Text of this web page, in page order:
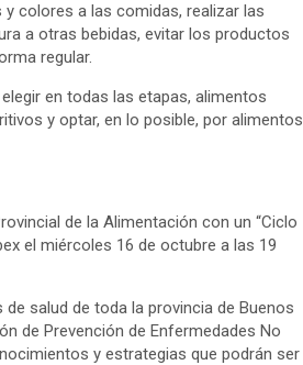
colores a las comidas, realizar las
a otras bebidas, evitar los productos
regular.
en todas las etapas, alimentos
y optar, en lo posible, por alimentos
de la Alimentación con un “Ciclo
el miércoles 16 de octubre a las 19
salud de toda la provincia de Buenos
de Prevención de Enfermedades No
y estrategias que podrán ser